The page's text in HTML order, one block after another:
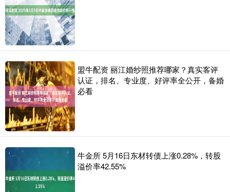
盟牛配资 丽江婚纱照推荐哪家？真实客评
认证，排名、专业度、好评率全公开，备婚
必看
牛金所 5月16日东材转债上涨0.28%，转股
溢价率42.55%